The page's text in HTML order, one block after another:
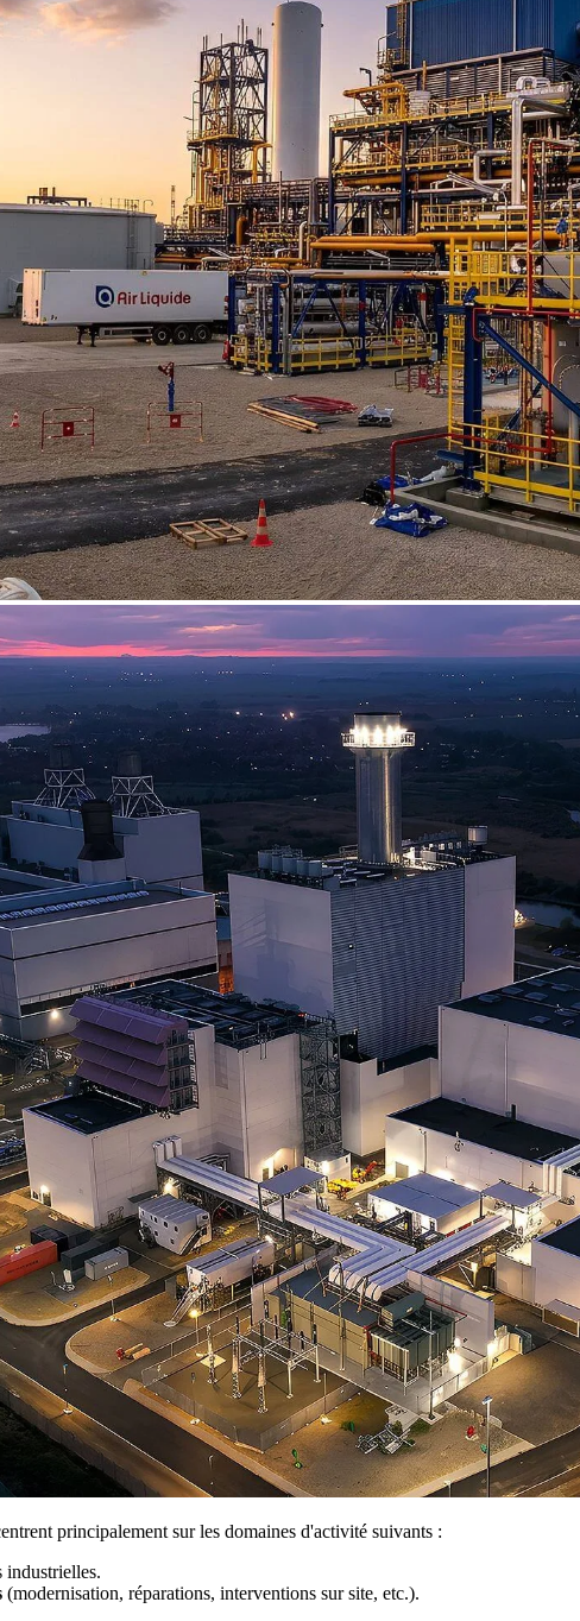
principalement sur les domaines d'activité suivants :
industrielles.
(modernisation, réparations, interventions sur site, etc.).